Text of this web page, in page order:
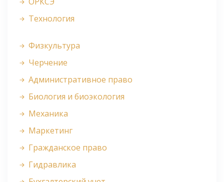
Технология
Физкультура
Черчение
Административное право
Биология и биоэкология
Механика
Маркетинг
Гражданское право
Гидравлика